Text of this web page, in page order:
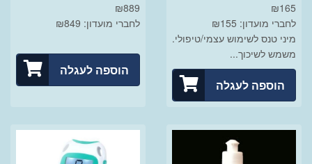
₪165
לחברי מועדון: ₪155
מיני טנס לשימוש עצמי/טיפולי.
משמש לשיכוך...
הוספה לעגלה
₪889
לחברי מועדון: ₪849
הוספה לעגלה